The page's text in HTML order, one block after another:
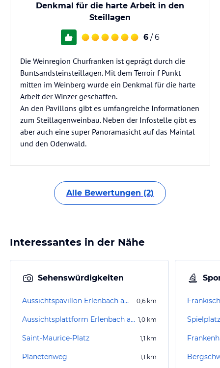
Denkmal für die harte Arbeit in den
Steillagen
6 / 6
Die Weinregion Churfranken ist geprägt durch die
Buntsandsteinsteillagen. Mit dem Terroir f Punkt
mitten im Weinberg wurde ein Denkmal für die harte
Arbeit der Winzer geschaffen.
An den Pavillons gibt es umfangreiche Informationen
zum Steillagenweinbau. Neben der Infostelle gibt es
aber auch eine super Panoramasicht auf das Maintal
und den Odenwald.
Alle Bewertungen (2)
Interessantes in der Nähe
Sehenswürdigkeiten
Aussichtspavillon Erlenbach am Main 0,6 km
Aussichtsplattform Erlenbach am Main 1,0 km
Saint-Maurice-Platz 1,1 km
Planetenweg 1,1 km